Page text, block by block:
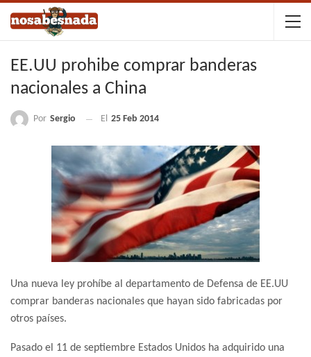
EE.UU prohibe comprar banderas
nacionales a China
Por Sergio El 25 Feb 2014
Una nueva ley prohíbe al departamento de Defensa de EE.UU
comprar banderas nacionales que hayan sido fabricadas por
otros países.
Pasado el 11 de septiembre Estados Unidos ha adquirido una